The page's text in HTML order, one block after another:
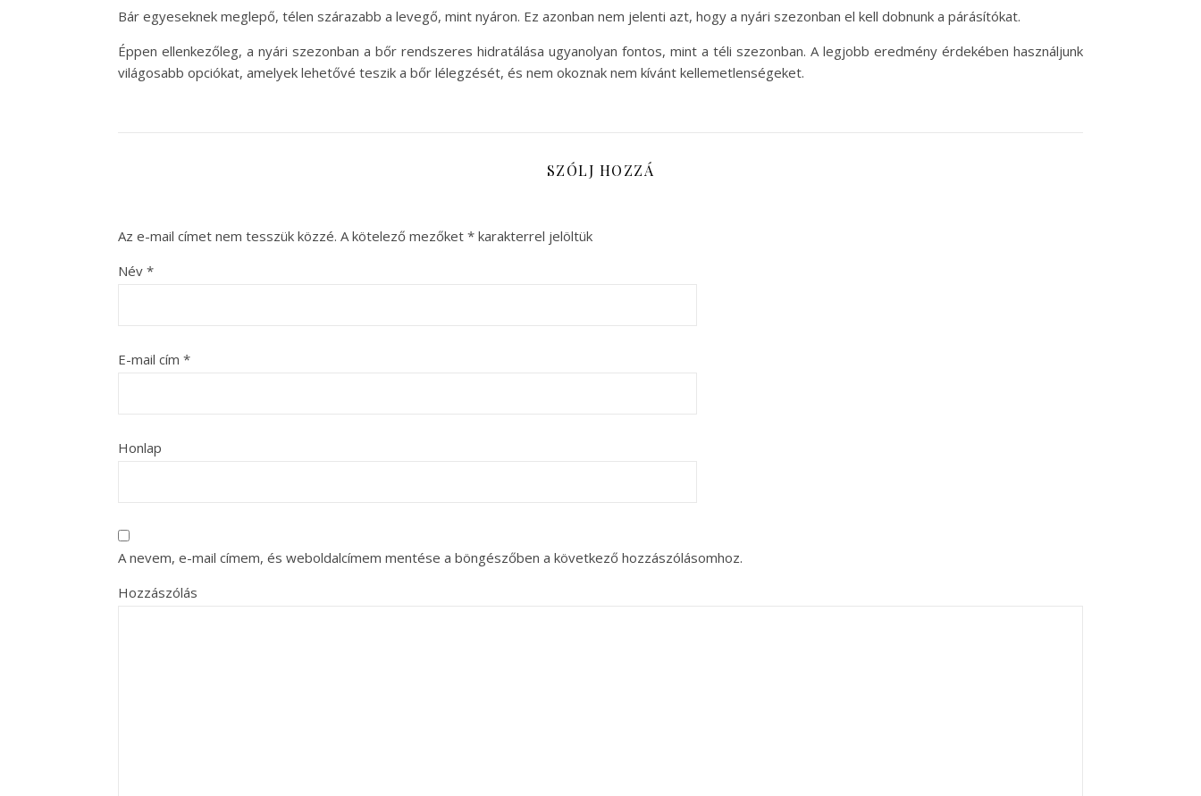
Bár egyeseknek meglepő, télen szárazabb a levegő, mint nyáron. Ez azonban nem jelenti azt, hogy a nyári szezonban el kell dobnunk a párásítókat.
Éppen ellenkezőleg, a nyári szezonban a bőr rendszeres hidratálása ugyanolyan fontos, mint a téli szezonban. A legjobb eredmény érdekében használjunk
világosabb opciókat, amelyek lehetővé teszik a bőr lélegzését, és nem okoznak nem kívánt kellemetlenségeket.
SZÓLJ HOZZÁ
Az e-mail címet nem tesszük közzé. A kötelező mezőket * karakterrel jelöltük
Név *
E-mail cím *
Honlap
A nevem, e-mail címem, és weboldalcímem mentése a böngészőben a következő hozzászólásomhoz.
Hozzászólás